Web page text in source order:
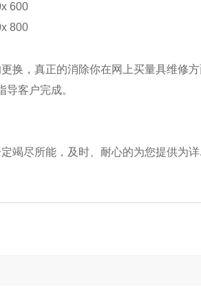
600
800
换，真正的消除你在网上买量具维修
客户完成。
竭尽所能，及时、耐心的为您提供为详